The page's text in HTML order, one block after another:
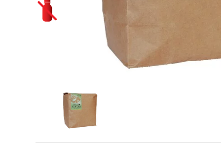
Novinky
Biopotraviny ako
Bezlepkové bezvaječné
kukuričné cestoviny
Čaje